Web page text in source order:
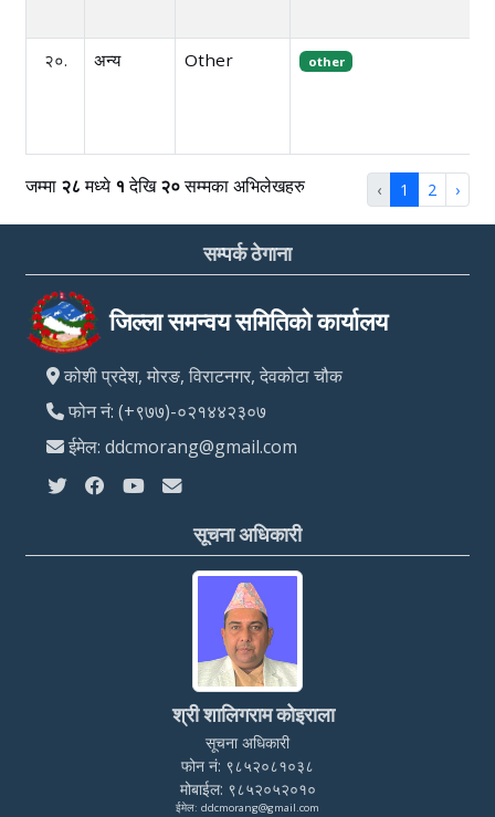
२०. अन्य Other other
जम्मा २८मध्ये १देखि२०सम्मका अभिलेखहरु ‹ 1 2 ›
सम्पर्क ठेगाना
जिल्ला समन्वय समितिको कार्यालय
कोशी प्रदेश, मोरङ, विराटनगर, देवकोटा चौक
फोन नं: (+९७७)-०२१४४२३०७
ईमेल: ddcmorang@gmail.com
सूचना अधिकारी
श्री शालिगराम कोइराला
सूचना अधिकारी
फोन नं: ९८५२०८१०३८
मोबाईल: ९८५२०५२०१०
ईमेल: ddcmorang@gmail.com